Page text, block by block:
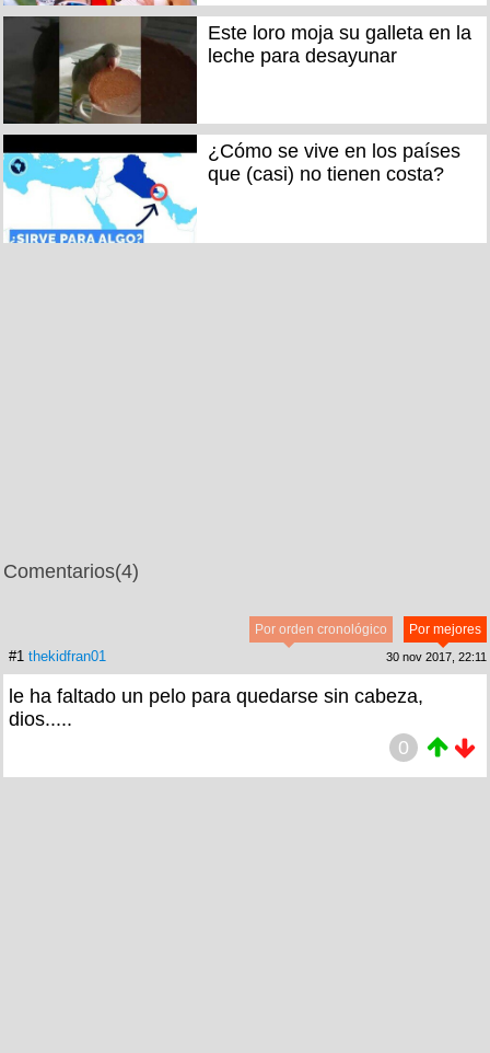
Este loro moja su galleta en la
leche para desayunar
¿Cómo se vive en los países
que (casi) no tienen costa?
Comentarios(4)
Por mejores
Por orden cronológico
#1 thekidfran01 30 nov 2017, 22:11
le ha faltado un pelo para quedarse sin cabeza,
dios.....
0